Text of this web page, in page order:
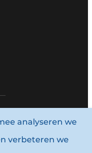
analyseren we
verbeteren we